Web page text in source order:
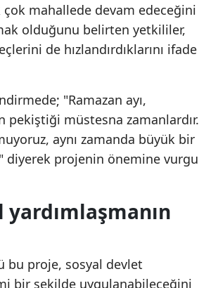
mahallede devam edeceğini
olduğunu belirten yetkililer,
de hızlandırdıklarını ifade
"Ramazan ayı,
pekiştiği müstesna zamanlardır.
aynı zamanda büyük bir
diyerek projenin önemine vurgu
bu proje, sosyal devlet
bir şekilde uygulanabileceğini